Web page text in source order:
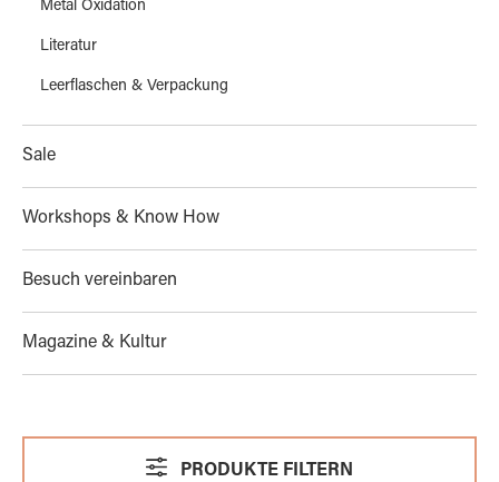
Metal Oxidation
Literatur
Leerflaschen & Verpackung
Sale
Workshops & Know How
Besuch vereinbaren
Magazine & Kultur
PRODUKTE FILTERN